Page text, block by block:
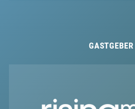
GASTGEBER